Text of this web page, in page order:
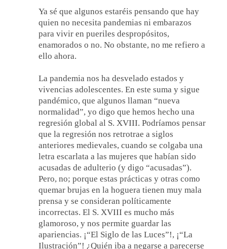
Ya sé que algunos estaréis pensando que hay
quien no necesita pandemias ni embarazos
para vivir en pueriles despropósitos,
enamorados o no. No obstante, no me refiero a
ello ahora.
La pandemia nos ha desvelado estados y
vivencias adolescentes. En este suma y sigue
pandémico, que algunos llaman “nueva
normalidad”, yo digo que hemos hecho una
regresión global al S. XVIII. Podríamos pensar
que la regresión nos retrotrae a siglos
anteriores medievales, cuando se colgaba una
letra escarlata a las mujeres que habían sido
acusadas de adulterio (y digo “acusadas”).
Pero, no; porque estas prácticas y otras como
quemar brujas en la hoguera tienen muy mala
prensa y se consideran políticamente
incorrectas. El S. XVIII es mucho más
glamoroso, y nos permite guardar las
apariencias. ¡“El Siglo de las Luces”!, ¡“La
Ilustración”! ¿Quién iba a negarse a parecerse